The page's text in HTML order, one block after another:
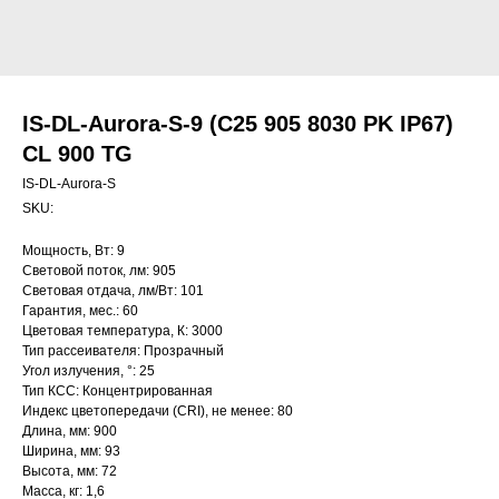
IS-DL-Aurora-S-9 (C25 905 8030 PK IP67)
CL 900 TG
IS-DL-Aurora-S
SKU:
Мощность, Вт: 9
Световой поток, лм: 905
Световая отдача, лм/Вт: 101
Гарантия, мес.: 60
Цветовая температура, К: 3000
Тип рассеивателя: Прозрачный
Угол излучения, °: 25
Тип КСС: Концентрированная
Индекс цветопередачи (CRI), не менее: 80
Длина, мм: 900
Ширина, мм: 93
Высота, мм: 72
Масса, кг: 1,6